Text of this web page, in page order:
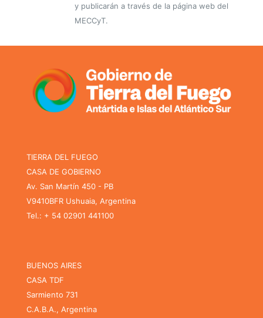
y publicarán a través de la página web del
MECCyT.
TIERRA DEL FUEGO
CASA DE GOBIERNO
Av. San Martín 450 - PB
V9410BFR Ushuaia, Argentina
Tel.: + 54 02901 441100
BUENOS AIRES
CASA TDF
Sarmiento 731
C.A.B.A., Argentina